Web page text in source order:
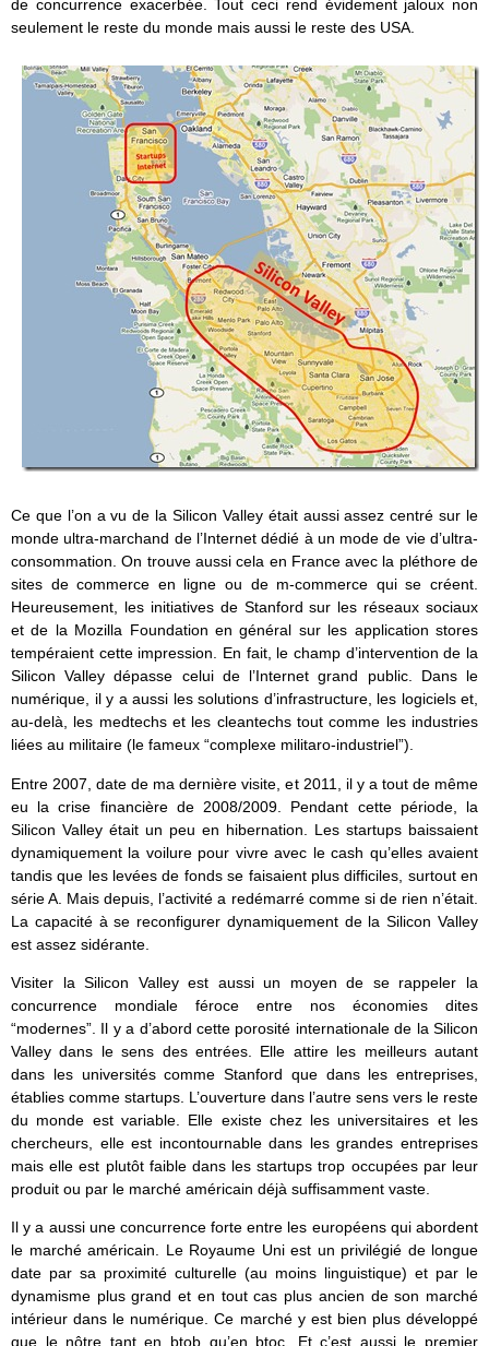
de concurrence exacerbée. Tout ceci rend évidement jaloux non
seulement le reste du monde mais aussi le reste des USA.
Ce que l’on a vu de la Silicon Valley était aussi assez centré sur le
monde ultra-marchand de l’Internet dédié à un mode de vie d’ultra-
consommation. On trouve aussi cela en France avec la pléthore de
sites de commerce en ligne ou de m-commerce qui se créent.
Heureusement, les initiatives de Stanford sur les réseaux sociaux
et de la Mozilla Foundation en général sur les application stores
tempéraient cette impression. En fait, le champ d’intervention de la
Silicon Valley dépasse celui de l’Internet grand public. Dans le
numérique, il y a aussi les solutions d’infrastructure, les logiciels et,
au-delà, les medtechs et les cleantechs tout comme les industries
liées au militaire (le fameux “complexe militaro-industriel”).
Entre 2007, date de ma dernière visite, et 2011, il y a tout de même
eu la crise financière de 2008/2009. Pendant cette période, la
Silicon Valley était un peu en hibernation. Les startups baissaient
dynamiquement la voilure pour vivre avec le cash qu’elles avaient
tandis que les levées de fonds se faisaient plus difficiles, surtout en
série A. Mais depuis, l’activité a redémarré comme si de rien n’était.
La capacité à se reconfigurer dynamiquement de la Silicon Valley
est assez sidérante.
Visiter la Silicon Valley est aussi un moyen de se rappeler la
concurrence mondiale féroce entre nos économies dites
“modernes”. Il y a d’abord cette porosité internationale de la Silicon
Valley dans le sens des entrées. Elle attire les meilleurs autant
dans les universités comme Stanford que dans les entreprises,
établies comme startups. L’ouverture dans l’autre sens vers le reste
du monde est variable. Elle existe chez les universitaires et les
chercheurs, elle est incontournable dans les grandes entreprises
mais elle est plutôt faible dans les startups trop occupées par leur
produit ou par le marché américain déjà suffisamment vaste.
Il y a aussi une concurrence forte entre les européens qui abordent
le marché américain. Le Royaume Uni est un privilégié de longue
date par sa proximité culturelle (au moins linguistique) et par le
dynamisme plus grand et en tout cas plus ancien de son marché
intérieur dans le numérique. Ce marché y est bien plus développé
que le nôtre tant en btob qu’en btoc. Et c’est aussi le premier